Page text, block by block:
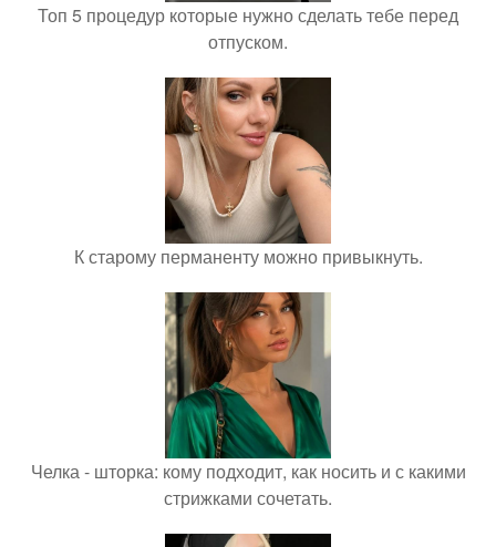
Топ 5 процедур которые нужно сделать тебе перед
отпуском.
К старому перманенту можно привыкнуть.
Челка - шторка: кому подходит, как носить и с какими
стрижками сочетать.